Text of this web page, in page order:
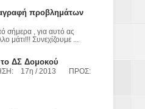
προβλημάτων
σήμερα , για αυτό ας
μάτι!!! Συνεχίζουμε ...
το ΔΣ Δομοκού
17η / 2013 ΠΡΟΣ: